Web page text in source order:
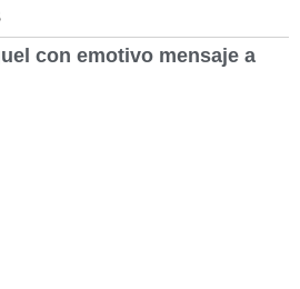
con emotivo mensaje a